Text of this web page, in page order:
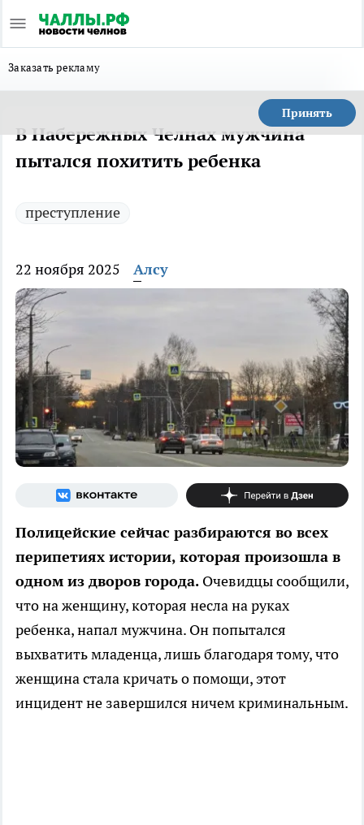
Заказать рекламу
Принять
В Набережных Челнах мужчина
пытался похитить ребенка
преступление
22 ноября 2025 Алсу
Полицейские сейчас разбираются во всех
перипетиях истории, которая произошла в
одном из дворов города. Очевидцы сообщили,
что на женщину, которая несла на руках
ребенка, напал мужчина. Он попытался
выхватить младенца, лишь благодаря тому, что
женщина стала кричать о помощи, этот
инцидент не завершился ничем криминальным.